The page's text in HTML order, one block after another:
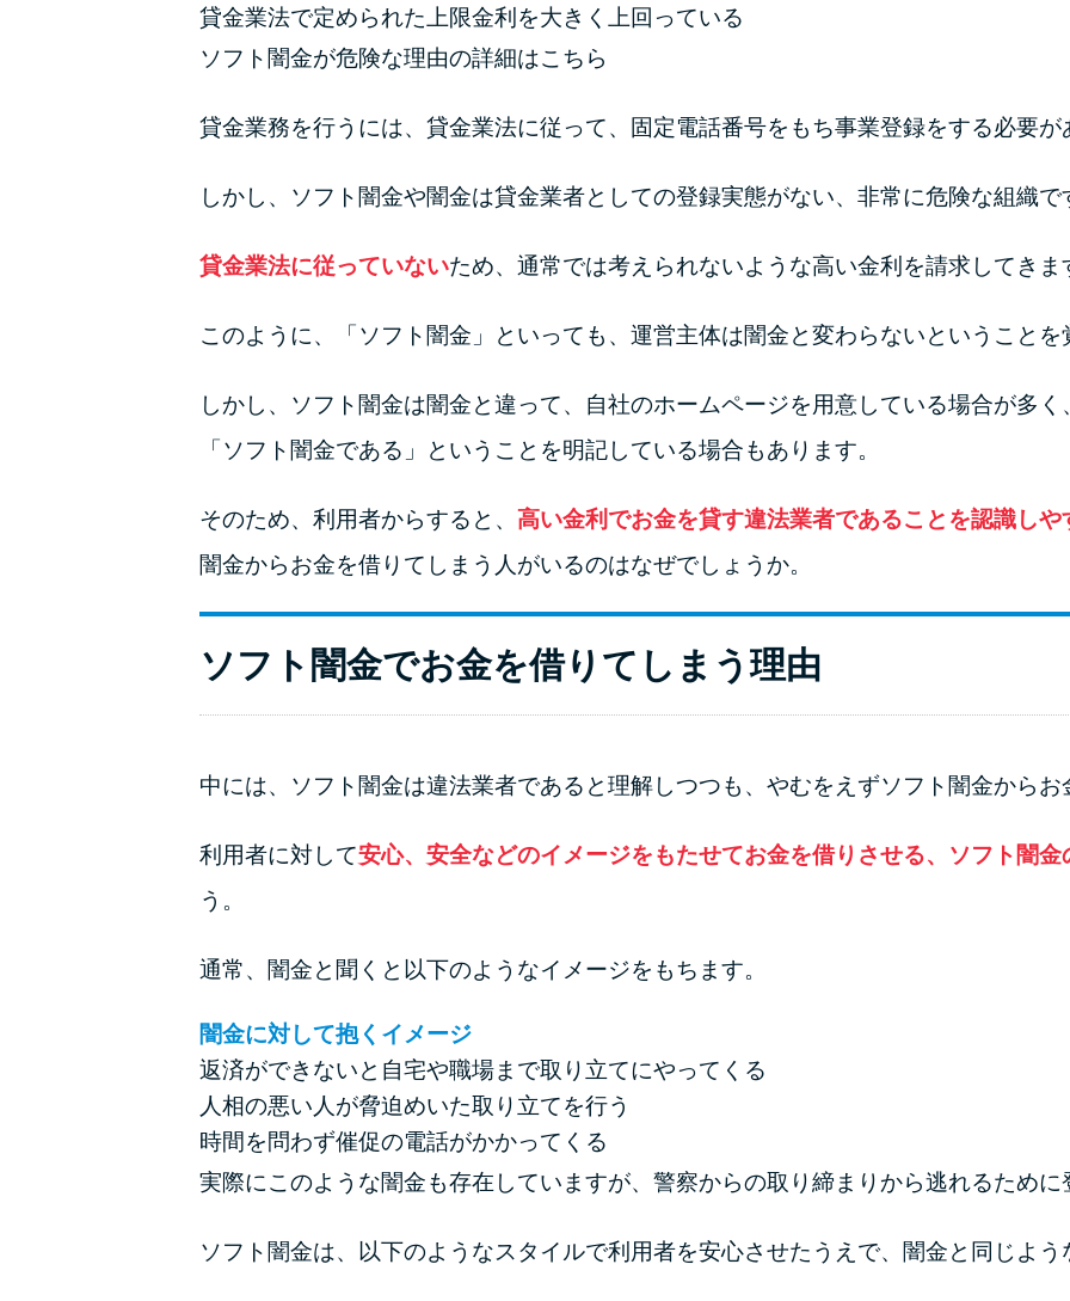
貸金業法で定められた上限金利を大きく上回っている
ソフト闇金が危険な理由の詳細はこちら
貸金業務を行うには、貸金業法に従って、固定電話番号をもち事業登録をする必要が
しかし、ソフト闇金や闇金は貸金業者としての登録実態がない、非常に危険な組織で
貸金業法に従っていないため、通常では考えられないような高い金利を請求してきま
このように、「ソフト闇金」といっても、運営主体は闇金と変わらないということを
しかし、ソフト闇金は闇金と違って、自社のホームページを用意している場合が多
「ソフト闇金である」ということを明記している場合もあります。
そのため、利用者からすると、 高い金利でお金を貸す違法業者であることを認識しや
闇金からお金を借りてしまう人がいるのはなぜでしょうか。
ソフト闇金でお金を借りてしまう理由
中には、ソフト闇金は違法業者であると理解しつつも、やむをえずソフト闇金からお
利用者に対して安心、安全などのイメージをもたせてお金を借りさせる、ソフト闇金
う。
通常、闇金と聞くと以下のようなイメージをもちます。
闇金に対して抱くイメージ
返済ができないと自宅や職場まで取り立てにやってくる
人相の悪い人が脅迫めいた取り立てを行う
時間を問わず催促の電話がかかってくる
実際にこのような闇金も存在していますが、警察からの取り締まりから逃れるために
ソフト闇金は、以下のようなスタイルで利用者を安心させたうえで、闇金と同じよう